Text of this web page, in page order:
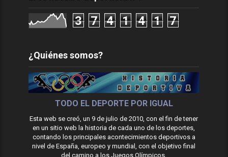
3 7 4 1 4 1 7
¿Quiénes somos?
TODO EL DEPORTE POR IGUAL
Esta web se creó, un 9 de julio de 2010, con el fin de tener
en un sitio web la historia de cada uno de los deportes,
contando los principales acontecimientos deportivos a
nivel de España, europeo y mundial, con el objetivo final
del camino a los Juegos Olímpicos.